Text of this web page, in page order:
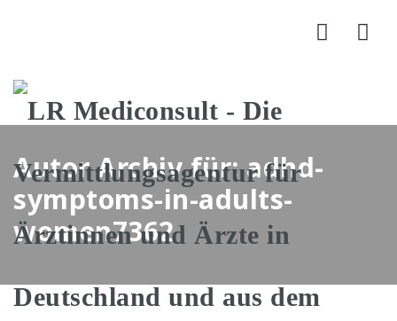
Autor Archiv für: adhd-
symptoms-in-adults-
women7362